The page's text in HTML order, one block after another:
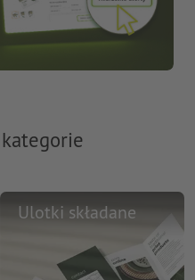
Ulotki składane